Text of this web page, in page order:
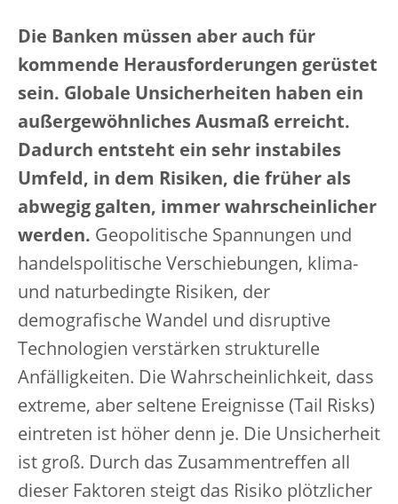
Die Banken müssen aber auch für
kommende Herausforderungen gerüstet
sein. Globale Unsicherheiten haben ein
außergewöhnliches Ausmaß erreicht.
Dadurch entsteht ein sehr instabiles
Umfeld, in dem Risiken, die früher als
abwegig galten, immer wahrscheinlicher
werden. Geopolitische Spannungen und
handelspolitische Verschiebungen, klima-
und naturbedingte Risiken, der
demografische Wandel und disruptive
Technologien verstärken strukturelle
Anfälligkeiten. Die Wahrscheinlichkeit, dass
extreme, aber seltene Ereignisse (Tail Risks)
eintreten ist höher denn je. Die Unsicherheit
ist groß. Durch das Zusammentreffen all
dieser Faktoren steigt das Risiko plötzlicher